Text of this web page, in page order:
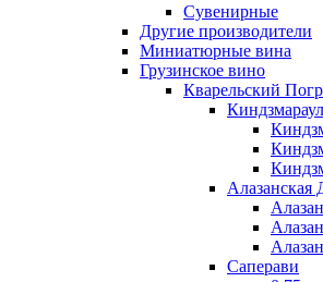
Сувенирные
Другие производители
Миниатюрные вина
Грузинское вино
Кварельский
Алазанская
Саперави